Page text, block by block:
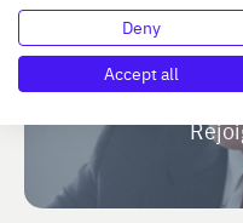
Vous étiez
et souhaitez
Deny
Accept all